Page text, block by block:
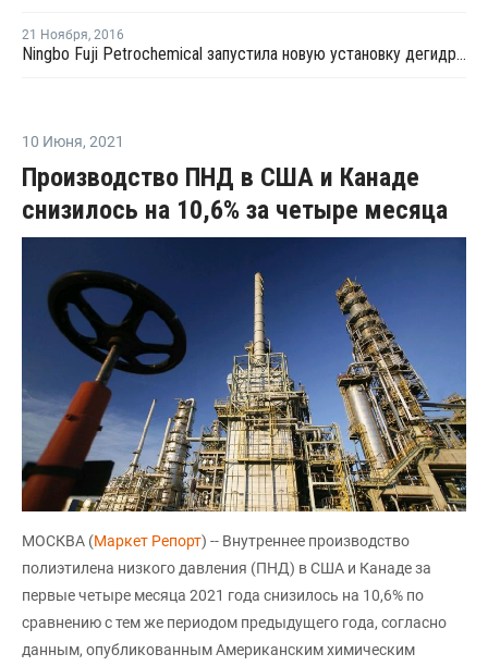
21 Ноября, 2016
Ningbo Fuji Petrochemical запустила новую установку дегидрирования пропана в Нинбо
10 Июня, 2021
Производство ПНД в США и Канаде
снизилось на 10,6% за четыре месяца
МОСКВА (Маркет Репорт) -- Внутреннее производство
полиэтилена низкого давления (ПНД) в США и Канаде за
первые четыре месяца 2021 года снизилось на 10,6% по
сравнению с тем же периодом предыдущего года, согласно
данным, опубликованным Американским химическим